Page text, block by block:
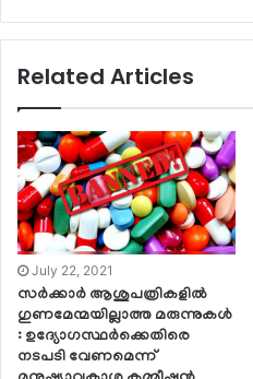
Related Articles
July 22, 2021
സർക്കാർ ആശുപത്രികളിൽ
ഗുണമേന്മയില്ലാത്ത മരുന്നുകൾ
: ഉദ്യോഗസ്ഥർക്കെതിരെ
നടപടി വേണമെന്ന്